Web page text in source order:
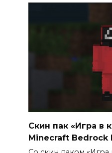
Скин пак «Игра в
Minecraft Bedrock